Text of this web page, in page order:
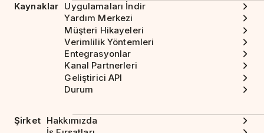
Kaynaklar Uygulamaları İndir
Yardım Merkezi
Müşteri Hikayeleri
Verimlilik Yöntemleri
Entegrasyonlar
Kanal Partnerleri
Geliştirici API
Durum
Şirket Hakkımızda